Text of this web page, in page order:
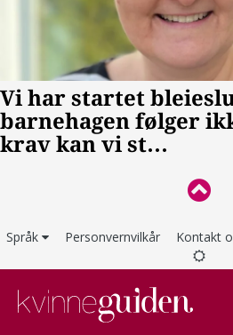
Språk Personvernvilkår Kontakt